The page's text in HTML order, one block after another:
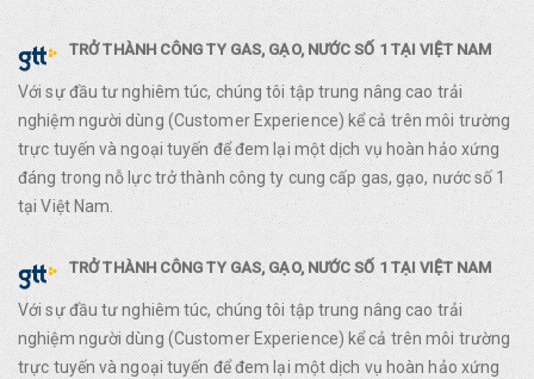
TRỞ THÀNH CÔNG TY GAS, GẠO, NƯỚC SỐ 1 TẠI VIỆT NAM
Với sự đầu tư nghiêm túc, chúng tôi tập trung nâng cao trải
nghiệm người dùng (Customer Experience) kể cả trên môi trường
trực tuyến và ngoại tuyến để đem lại một dịch vụ hoàn hảo xứng
đáng trong nỗ lực trở thành công ty cung cấp gas, gạo, nước số 1
tại Việt Nam.
TRỞ THÀNH CÔNG TY GAS, GẠO, NƯỚC SỐ 1 TẠI VIỆT NAM
Với sự đầu tư nghiêm túc, chúng tôi tập trung nâng cao trải
nghiệm người dùng (Customer Experience) kể cả trên môi trường
trực tuyến và ngoại tuyến để đem lại một dịch vụ hoàn hảo xứng